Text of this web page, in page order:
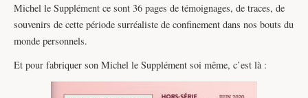
Michel le Supplément ce sont 36 pages de témoignages, de traces, de
souvenirs de cette période surréaliste de confinement dans nos bouts du
monde personnels.
Et pour fabriquer son Michel le Supplément soi même, c’est là :